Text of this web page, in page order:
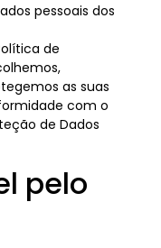
pessoais dos
de
as suas
com o
de Dados
pelo